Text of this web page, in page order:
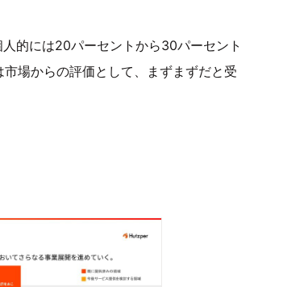
的には20パーセントから30パーセント
場からの評価として、まずまずだと受